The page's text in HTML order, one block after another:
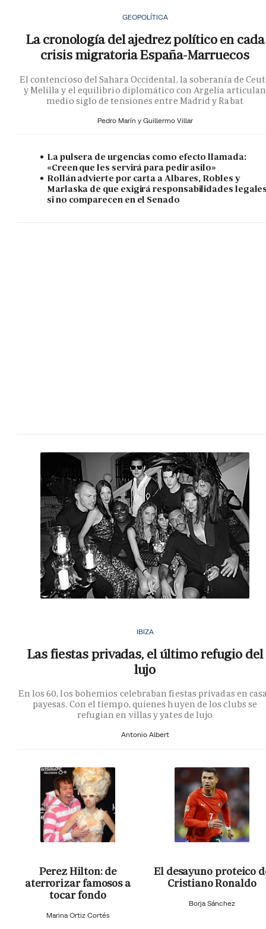
GEOPOLÍTICA
La cronología del ajedrez político en cada
crisis migratoria España-Marruecos
El contencioso del Sahara Occidental, la soberanía de
y Melilla y el equilibrio diplomático con Argelia articulan
medio siglo de tensiones entre Madrid y Rabat
Pedro Marín y Guillermo Villar
La pulsera de urgencias como efecto llamada:
«Creen que les servirá para pedir asilo»
Rollán advierte por carta a Albares, Robles y
Marlaska de que exigirá responsabilidades
si no comparecen en el Senado
IBIZA
Las fiestas privadas, el último refugio del
lujo
En los 60, los bohemios celebraban fiestas privadas en
payesas. Con el tiempo, quienes huyen de los clubs se
refugian en villas y yates de lujo
Antonio Albert
Perez Hilton: de
aterrorizar famosos a
tocar fondo
Marina Ortiz Cortés
El desayuno proteico
Cristiano Ronaldo
Borja Sánchez